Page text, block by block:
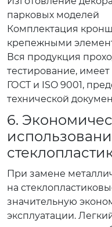
парковых моделей
Комплектация
крепежными
Вся продукция
тестирование,
ГОСТ и ISO 9001,
технической
6.
При замене
на
значительную
эксплуатации.